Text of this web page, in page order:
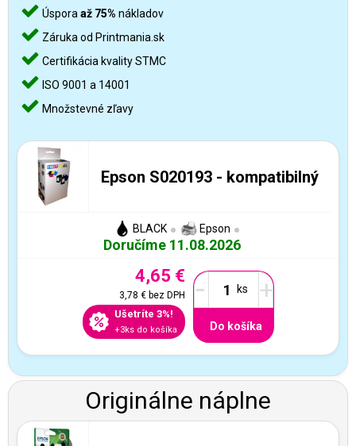
Úspora až 75% nákladov
Záruka od Printmania.sk
Certifikácia kvality STMC
ISO 9001 a 14001
Množstevné zľavy
Epson S020193 - kompatibilný
BLACK Epson
Doručíme 11.08.2026
4,65 €
3,78 €bez DPH
Ušetríte 3%!
+3ks do košíka
- +
Do košíka
Originálne náplne